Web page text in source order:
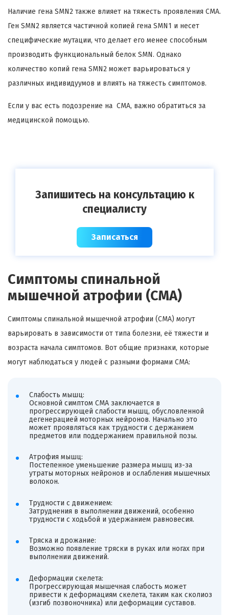
Наличие гена SMN2 также влияет на тяжесть проявления СМА.
Ген SMN2 является частичной копией гена SMN1 и несет
специфические мутации, что делает его менее способным
производить функциональный белок SMN. Однако
количество копий гена SMN2 может варьироваться у
различных индивидуумов и влиять на тяжесть симптомов.
Если у вас есть подозрение на СМА, важно обратиться за
медицинской помощью.
Запишитесь на консультацию к
специалисту
Записаться
Симптомы спинальной
мышечной атрофии (СМА)
Симптомы спинальной мышечной атрофии (СМА) могут
варьировать в зависимости от типа болезни, её тяжести и
возраста начала симптомов. Вот общие признаки, которые
могут наблюдаться у людей с разными формами СМА:
Слабость мышц:
Основной симптом СМА заключается в
прогрессирующей слабости мышц, обусловленной
дегенерацией моторных нейронов. Начально это
может проявляться как трудности с держанием
предметов или поддержанием правильной позы.
Атрофия мышц:
Постепенное уменьшение размера мышц из-за
утраты моторных нейронов и ослабления мышечных
волокон.
Трудности с движением:
Затруднения в выполнении движений, особенно
трудности с ходьбой и удержанием равновесия.
Тряска и дрожание:
Возможно появление тряски в руках или ногах при
выполнении движений.
Деформации скелета:
Прогрессирующая мышечная слабость может
привести к деформациям скелета, таким как сколиоз
(изгиб позвоночника) или деформации суставов.